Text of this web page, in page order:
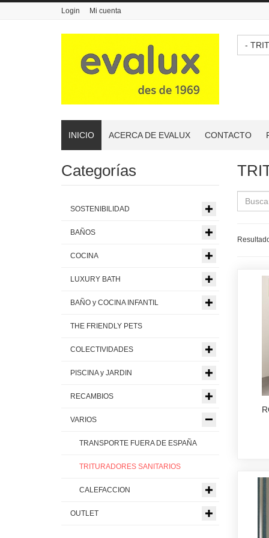
Login Mi cuenta
-
INICIO ACERCA DE EVALUX CONTACTO
Categorías
SOSTENIBILIDAD
BAÑOS
COCINA
LUXURY BATH
BAÑO y COCINA INFANTIL
THE FRIENDLY PETS
COLECTIVIDADES
PISCINA y JARDIN
RECAMBIOS
VARIOS
TRANSPORTE FUERA DE ESPAÑA
TRITURADORES SANITARIOS
CALEFACCION
OUTLET